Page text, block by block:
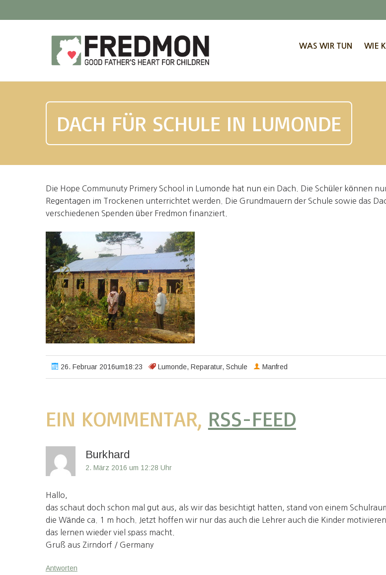
WAS WIR TUN WIE
DACH FÜR SCHULE IN LUMONDE
Die Hope Communuty Primery School in Lumonde hat nun ein Dach. Die Schüler können
Regentagen im Trockenen unterrichtet werden. Die Grundmauern der Schule sowie das
verschiedenen Spenden über Fredmon finanziert.
26. Februar 2016um18:23 Lumonde, Reparatur, Schule Manfred
EIN KOMMENTAR, RSS-FEED
Burkhard
2. März 2016 um 12:28 Uhr
Hallo,
das schaut doch schon mal gut aus, als wir das besichtigt hatten, stand von einem
die Wände ca. 1 m hoch. Jetzt hoffen wir nur das auch die Lehrer auch die Kinder
das lernen wieder viel spass macht.
Gruß aus Zirndorf / Germany
Antworten